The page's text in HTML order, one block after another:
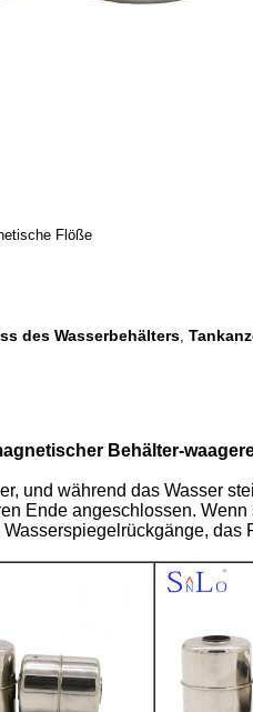
Flöße
des Wasserbehälters,
Behälter-
und während das Wasser
Ende angeschlossen.